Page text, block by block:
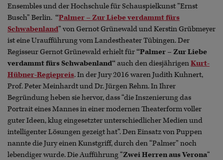
Ensembles und der Hochschule für Schauspielkunst ”Ernst
Busch” Berlin. “Palmer – Zur Liebe verdammt fürs
Schwabenland” von Gernot Grünewald und Kerstin Grübmeyer
ist eine Uraufführung vom Landestheater Tübingen. Der
Regisseur Gernot Grünewald erhielt für“Palmer – Zur Liebe
verdammt fürs Schwabenland“auch den diesjährigenKurt-
Hübner-Regiepreis. In der Jury 2016 waren Judith Kuhnert,
Prof. Peter Meinhardt und Dr. Jürgen Rehm. In Ihrer
Begründung heben sie hervor, dass “die Inszenierung das
Portrait eines Mannes in einer modernen Theaterform voller
guter Ideen, klug eingesetzter unterschiedlicher Medien und
intelligenter Lösungen gezeigt hat“. Den Einsatz von Puppen
nannte die Jury einen Kunstgriff, durch den “Palmer” noch
lebendiger wurde. Die Aufführung “Zwei Herren aus Verona“